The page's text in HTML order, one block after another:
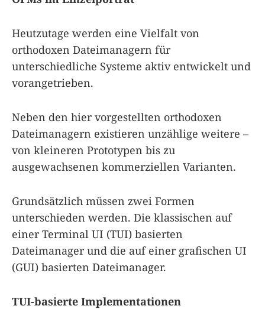
Heutzutage werden eine Vielfalt von
orthodoxen Dateimanagern für
unterschiedliche Systeme aktiv entwickelt und
vorangetrieben.
Neben den hier vorgestellten orthodoxen
Dateimanagern existieren unzählige weitere –
von kleineren Prototypen bis zu
ausgewachsenen kommerziellen Varianten.
Grundsätzlich müssen zwei Formen
unterschieden werden. Die klassischen auf
einer Terminal UI (TUI) basierten
Dateimanager und die auf einer grafischen UI
(GUI) basierten Dateimanager.
TUI-basierte Implementationen